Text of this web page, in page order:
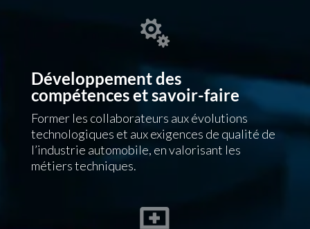

Développement des
compétences et savoir-faire
Former les collaborateurs aux évolutions
technologiques et aux exigences de qualité de
l’industrie automobile, en valorisant les
métiers techniques.
